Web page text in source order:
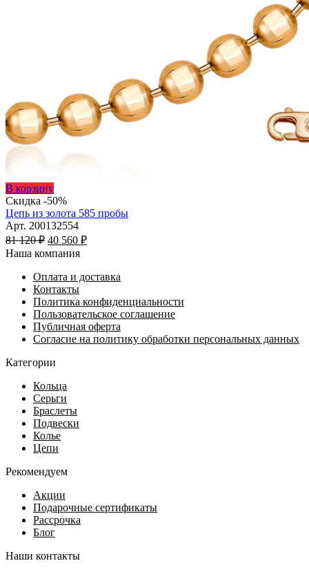
В корзинуЭтот
товар
имеет
несколько
вариаций.
Опции
выбрать
на
странице
товара.
Скидка -50%
Цепь из золота 585 пробы
Арт. 200132554
81 120₽ Первоначальная
цена
81
120 ₽.
40 560 ₽Текущая
560 ₽.
Наша компания
Оплата и доставка
Контакты
Политика конфиденциальности
Пользовательское соглашение
Публичная оферта
Согласие на политику обработки персональных данных
Категории
Кольца
Серьги
Браслеты
Подвески
Колье
Цепи
Рекомендуем
Акции
Подарочные сертификаты
Рассрочка
Блог
Наши контакты